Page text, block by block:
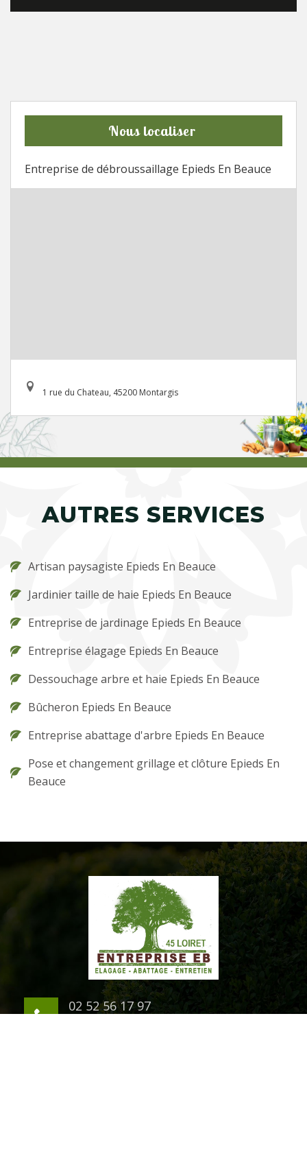
Nous localiser
Entreprise de débroussaillage Epieds En Beauce
1 rue du Chateau, 45200 Montargis
AUTRES SERVICES
Artisan paysagiste Epieds En Beauce
Jardinier taille de haie Epieds En Beauce
Entreprise de jardinage Epieds En Beauce
Entreprise élagage Epieds En Beauce
Dessouchage arbre et haie Epieds En Beauce
Bûcheron Epieds En Beauce
Entreprise abattage d'arbre Epieds En Beauce
Pose et changement grillage et clôture Epieds En
Beauce
02 52 56 17 97